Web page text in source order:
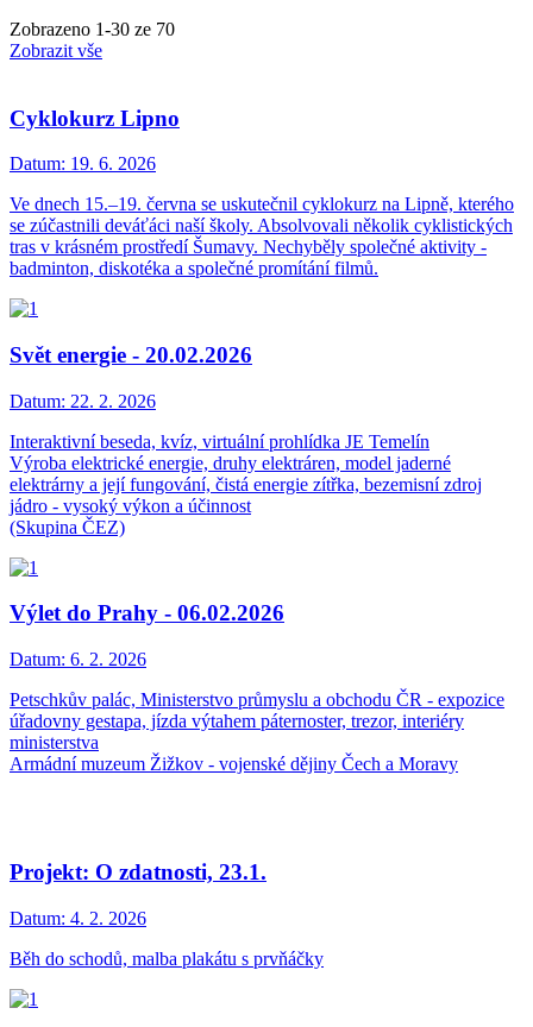
Zobrazeno 1-30 ze 70
Zobrazit vše
Cyklokurz Lipno
Datum: 19. 6. 2026
Ve dnech 15.–19. června se uskutečnil cyklokurz na Lipně, kterého
se zúčastnili deváťáci naší školy. Absolvovali několik cyklistických
tras v krásném prostředí Šumavy. Nechyběly společné aktivity -
badminton, diskotéka a společné promítání filmů.
Svět energie - 20.02.2026
Datum: 22. 2. 2026
Interaktivní beseda, kvíz, virtuální prohlídka JE Temelín
Výroba elektrické energie, druhy elektráren, model jaderné
elektrárny a její fungování, čistá energie zítřka, bezemisní zdroj
jádro - vysoký výkon a účinnost
(Skupina ČEZ)
Výlet do Prahy - 06.02.2026
Datum: 6. 2. 2026
Petschkův palác, Ministerstvo průmyslu a obchodu ČR - expozice
úřadovny gestapa, jízda výtahem páternoster, trezor, interiéry
ministerstva
Armádní muzeum Žižkov - vojenské dějiny Čech a Moravy
Projekt: O zdatnosti, 23.1.
Datum: 4. 2. 2026
Běh do schodů, malba plakátu s prvňáčky